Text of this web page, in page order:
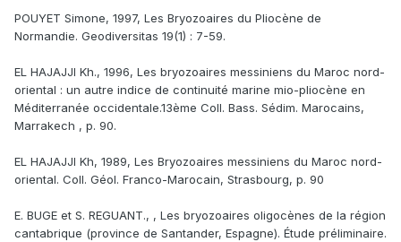
POUYET Simone, 1997, Les Bryozoaires du Pliocène de
Normandie. Geodiversitas 19(1) : 7-59.
EL HAJAJJI Kh., 1996, Les bryozoaires messiniens du Maroc nord-
oriental : un autre indice de continuité marine mio-pliocène en
Méditerranée occidentale.13ème Coll. Bass. Sédim. Marocains,
Marrakech , p. 90.
EL HAJAJJI Kh, 1989, Les Bryozoaires messiniens du Maroc nord-
oriental. Coll. Géol. Franco-Marocain, Strasbourg, p. 90
E. BUGE et S. REGUANT., , Les bryozoaires oligocènes de la région
cantabrique (province de Santander, Espagne). Étude préliminaire.